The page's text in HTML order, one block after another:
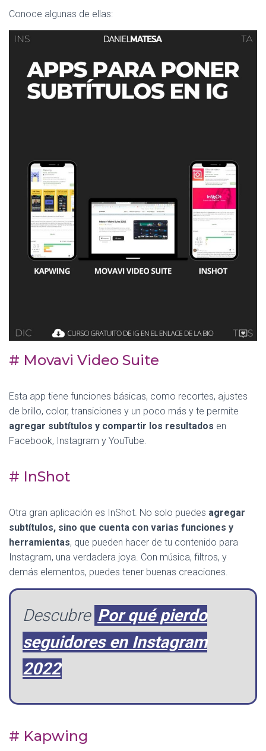
Conoce algunas de ellas:
# Movavi Video Suite
Esta app tiene funciones básicas, como recortes, ajustes
de brillo, color, transiciones y un poco más y te permite
agregar subtítulos y compartir los resultados en
Facebook, Instagram y YouTube.
# InShot
Otra gran aplicación es InShot. No solo puedes agregar
subtítulos, sino que cuenta con varias funciones y
herramientas, que pueden hacer de tu contenido para
Instagram, una verdadera joya. Con música, filtros, y
demás elementos, puedes tener buenas creaciones.
Descubre Por qué pierdo
seguidores en Instagram
2022
# Kapwing